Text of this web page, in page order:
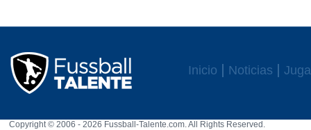
Inicio Noticias
Copyright © 2006 - 2026 Fussball-Talente.com. All Rights Reserved.